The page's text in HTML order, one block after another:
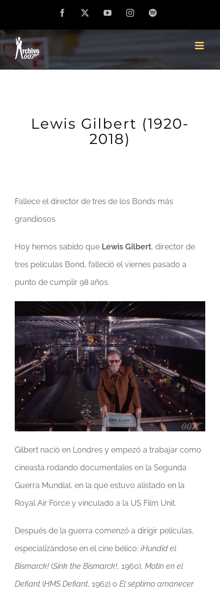
contenido
Facebook YouTubeInstagramSpotify
Lewis Gilbert (1920-
2018)
Fallece el director de tres de los Bonds más
grandiosos
Hoy hemos sabido que Lewis Gilbert, director de
tres películas Bond, falleció el viernes pasado a
punto de cumplir 98 años.
Gilbert nació en Londres y empezó a trabajar como
cineasta rodando documentales en la Segunda
Guerra Mundial, en la que estuvo alistado en la
Royal Air Force y vinculado a la US Film Unit.
Después de la guerra comenzó a dirigir películas,
especializándose en el cine bélico: ¡Hundid el
Bismarck! (Sink the Bismarck!, 1960), Motín en el
Defiant (HMS Defiant, 1962) o El séptimo amanecer